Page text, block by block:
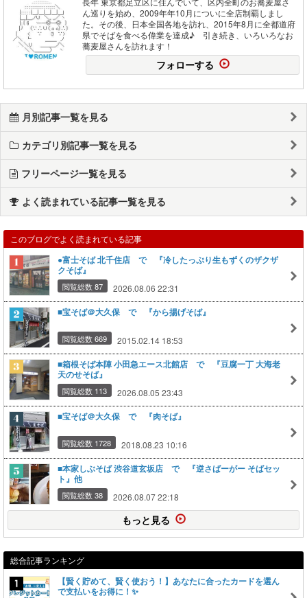
ん巡りを始め、2009年年10月についに全店制覇しまし
た。その後、日本全国各地を訪れ、2015年8月に全都道府
県でそばを食べる偉業を達成♪ 引き続き、いろいろなお
蕎麦屋さんを訪れます！
フォローする
月別記事一覧を見る
カテゴリ別記事一覧を見る
フリーページ一覧を見る
よく読まれている記事一覧を見る
このブログでよく読まれている記事
●富士そば 北千住店 で 『冷したっぷり生もずくのザクザ
クそば』
閲覧総数 87 2026.08.06 22:31
■宝そば＠大久保 で 『から揚げそば』
閲覧総数 669 2015.02.14 18:53
■箱根そば本陣 小田急エース北館店 で 『豆腐一丁 大海老
天のせそば』
閲覧総数 113 2026.08.05 23:43
■宝そば＠大久保 で 『肉そば』
閲覧総数 1728 2018.08.23 10:16
■本家しぶそば 渋谷道玄坂店 で 『逆さばーがー そばセッ
ト』他
閲覧総数 38 2026.08.07 22:18
もっと見る
総合記事ランキング
【賢く貯めて、賢く使おう！】あなたに合ったカードを選ん
で支払いをお得に！✨